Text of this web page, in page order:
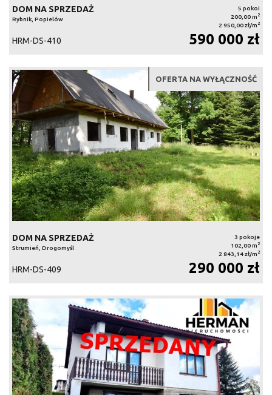
DOM NA SPRZEDAŻ
Rybnik, Popielów
5 pokoi
200,00 m 2
2 950,00 zł/m 2
HRM-DS-410 590 000 zł
OFERTA NA WYŁĄCZNOŚĆ
DOM NA SPRZEDAŻ
Strumień, Drogomyśl
3 pokoje
102,00 m 2
2 843,14 zł/m 2
HRM-DS-409 290 000 zł